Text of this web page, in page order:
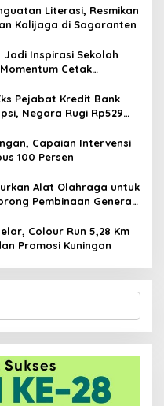
Literasi, Resmikan
Kalijaga di Sagaranten
Jadi Inspirasi Sekolah
Cetak
Pejabat Kredit Bank
Negara Rugi Rp529
Capaian Intervensi
100 Persen
Alat Olahraga untuk
Pembinaan Generasi
Colour Run 5,28 Km
Promosi Kuningan